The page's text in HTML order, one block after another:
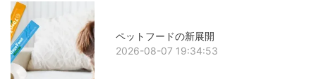
ペットフードの新展開
2026-08-07 19:34:53